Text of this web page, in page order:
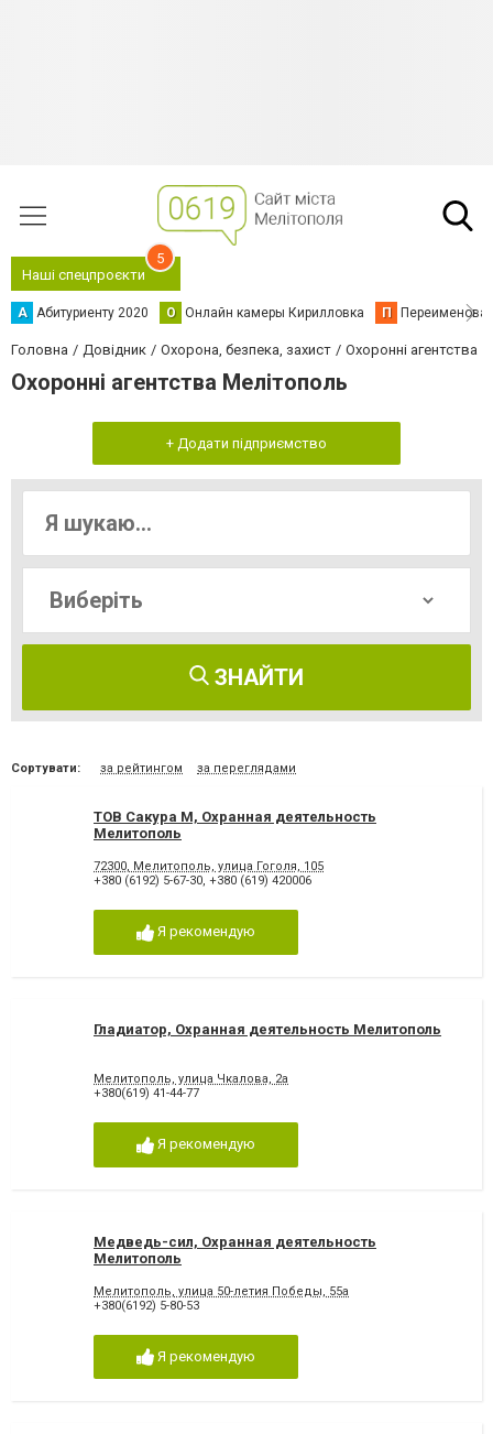
Наші спецпроєкти
5
А Абитуриенту 2020 О Онлайн камеры Кирилловка П
Головна Довідник Охорона, безпека, захист Охоронні агентства
Охоронні агентства Мелітополь
+ Додати підприємство
ЗНАЙТИ
Сортувати: за рейтингом за переглядами
ТОВ Сакура М, Охранная деятельность
Мелитополь
72300, Мелитополь, улица Гоголя, 105
+380 (6192) 5-67-30, +380 (619) 420006
Я рекомендую
Гладиатор, Охранная деятельность Мелитополь
Мелитополь, улица Чкалова, 2а
+380(619) 41-44-77
Я рекомендую
Медведь-сил, Охранная деятельность
Мелитополь
Мелитополь, улица 50-летия Победы, 55а
+380(6192) 5-80-53
Я рекомендую